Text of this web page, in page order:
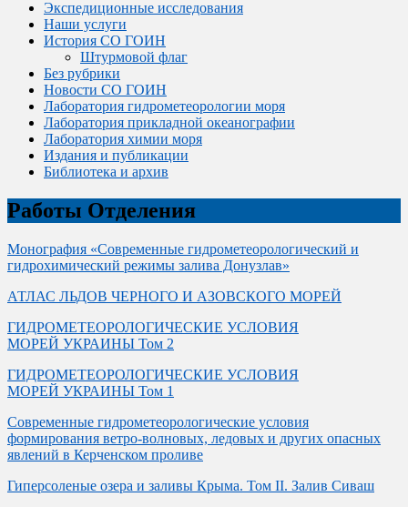
Экспедиционные исследования
Наши услуги
История СО ГОИН
Штурмовой флаг
Без рубрики
Новости СО ГОИН
Лаборатория гидрометеорологии моря
Лаборатория прикладной океанографии
Лаборатория химии моря
Издания и публикации
Библиотека и архив
Работы Отделения
Монография «Современные гидрометеорологический и
гидрохимический режимы залива Донузлав»
АТЛАС ЛЬДОВ ЧЕРНОГО И АЗОВСКОГО МОРЕЙ
ГИДРОМЕТЕОРОЛОГИЧЕСКИЕ УСЛОВИЯ
МОРЕЙ УКРАИНЫ Том 2
ГИДРОМЕТЕОРОЛОГИЧЕСКИЕ УСЛОВИЯ
МОРЕЙ УКРАИНЫ Том 1
Современные гидрометеорологические условия
формирования ветро-волновых, ледовых и других опасных
явлений в Керченском проливе
Гиперсоленые озера и заливы Крыма. Том II. Залив Сиваш